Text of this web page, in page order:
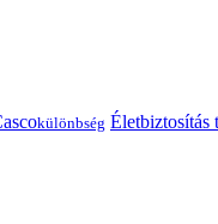
különbség Életbiztosítás